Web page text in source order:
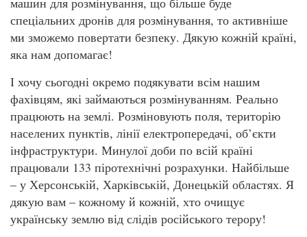
спеціальних дронів для розмінування, то активніше
ми зможемо повертати безпеку. Дякую кожній країні,
яка нам допомагає!
І хочу сьогодні окремо подякувати всім нашим
фахівцям, які займаються розмінуванням. Реально
працюють на землі. Розміновують поля, територію
населених пунктів, лінії електропередачі, об’єкти
інфраструктури. Минулої доби по всій країні
працювали 133 піротехнічні розрахунки. Найбільше
– у Херсонській, Харківській, Донецькій областях. Я
дякую вам – кожному й кожній, хто очищує
українську землю від слідів російського терору!